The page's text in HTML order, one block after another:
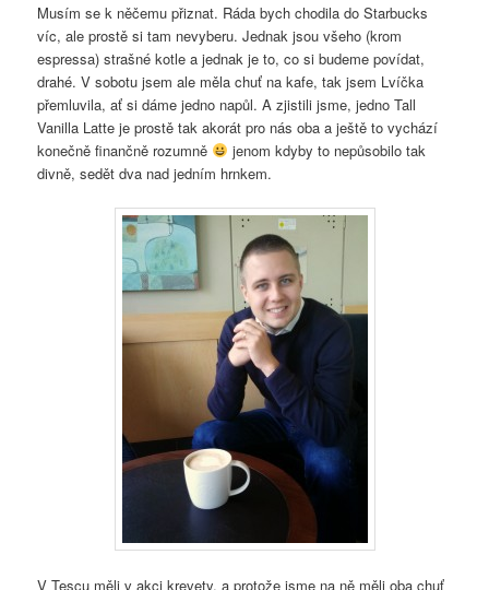
Musím se k něčemu přiznat. Ráda bych chodila do Starbucks
víc, ale prostě si tam nevyberu. Jednak jsou všeho (krom
espressa) strašné kotle a jednak je to, co si budeme povídat,
drahé. V sobotu jsem ale měla chuť na kafe, tak jsem Lvíčka
přemluvila, ať si dáme jedno napůl. A zjistili jsme, jedno Tall
Vanilla Latte je prostě tak akorát pro nás oba a ještě to vychází
konečně finančně rozumně
jenom kdyby to nepůsobilo tak
divně, sedět dva nad jedním hrnkem.
V Tescu měli v akci krevety, a protože jsme na ně měli oba chuť